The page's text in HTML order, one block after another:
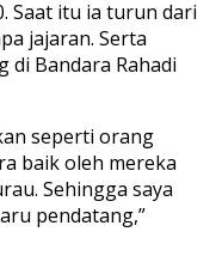
Saat itu ia turun dari
jajaran. Serta
di Bandara Rahadi
seperti orang
baik oleh mereka
Sehingga saya
pendatang,”